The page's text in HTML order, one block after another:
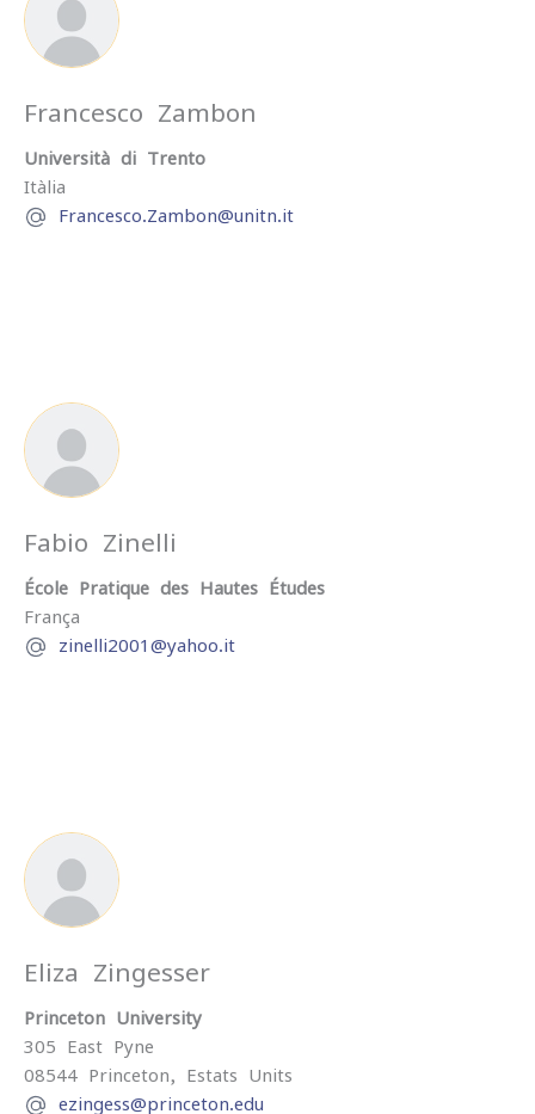
Francesco Zambon
Università di Trento
Itàlia
Francesco.Zambon@unitn.it
Fabio Zinelli
École Pratique des Hautes Études
França
zinelli2001@yahoo.it
Eliza Zingesser
Princeton University
305 East Pyne
08544
Princeton,
Estats Units
ezingess@princeton.edu